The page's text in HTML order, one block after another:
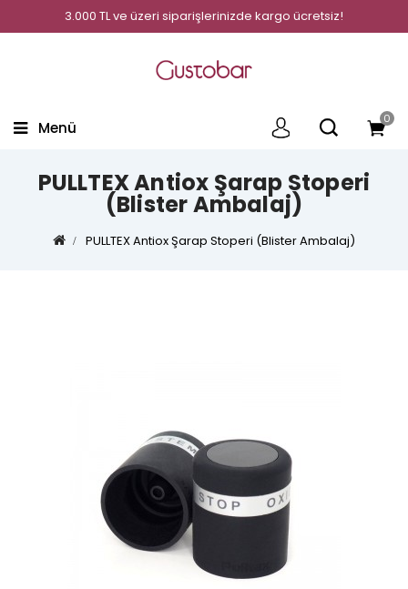
3.000 TL ve üzeri siparişlerinizde kargo ücretsiz!
0
Menü
PULLTEX Antiox Şarap Stoperi
(Blister Ambalaj)
PULLTEX Antiox Şarap Stoperi (Blister Ambalaj)